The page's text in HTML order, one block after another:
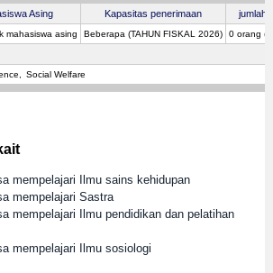
Asing Kapasitas penerimaan jumlah
mahasiswa asing Beberapa (TAHUN FISKAL 2026) 0 orang
Social Welfare
mempelajari Ilmu sains kehidupan
mempelajari Sastra
mempelajari Ilmu pendidikan dan pelatihan
mempelajari Ilmu sosiologi